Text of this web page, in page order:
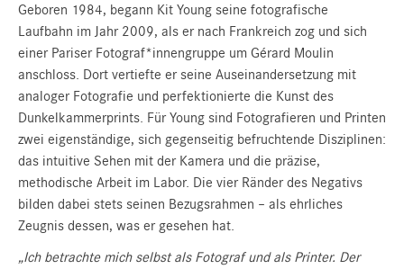
Geboren 1984, begann Kit Young seine fotografische
Laufbahn im Jahr 2009, als er nach Frankreich zog und sich
einer Pariser Fotograf*innengruppe um Gérard Moulin
anschloss. Dort vertiefte er seine Auseinandersetzung mit
analoger Fotografie und perfektionierte die Kunst des
Dunkelkammerprints. Für Young sind Fotografieren und Printen
zwei eigenständige, sich gegenseitig befruchtende Disziplinen:
das intuitive Sehen mit der Kamera und die präzise,
methodische Arbeit im Labor. Die vier Ränder des Negativs
bilden dabei stets seinen Bezugsrahmen – als ehrliches
Zeugnis dessen, was er gesehen hat.
„Ich betrachte mich selbst als Fotograf und als Printer. Der